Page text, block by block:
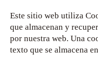
Este sitio web utiliza
que almacenan y
por nuestra web. Una
texto que se almacena